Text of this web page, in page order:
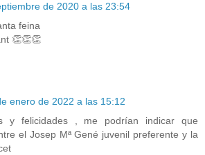
de 2020 a las 23:54
feina
👏👏👏
enero de 2022 a las 15:12
y felicidades , me podrían indicar que
el Josep Mª Gené juvenil preferente y la